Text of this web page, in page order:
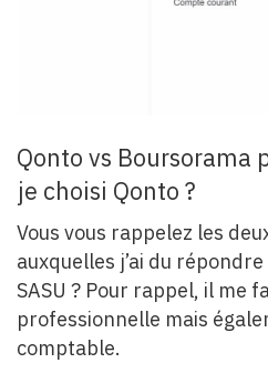
Qonto vs Boursorama
je choisi Qonto ?
Vous vous rappelez les
auxquelles j’ai du
SASU ? Pour rappel, il me
professionnelle mais
comptable.